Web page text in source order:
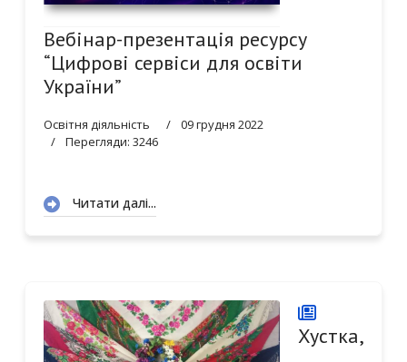
Вебінар-презентація ресурсу
“Цифрові сервіси для освіти
України”
Освітня діяльність
09 грудня 2022
Перегляди: 3246
Читати далі...
Хустка,